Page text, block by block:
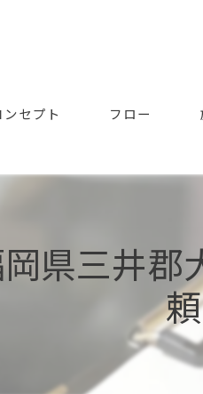
ンセプト フロー
県三井